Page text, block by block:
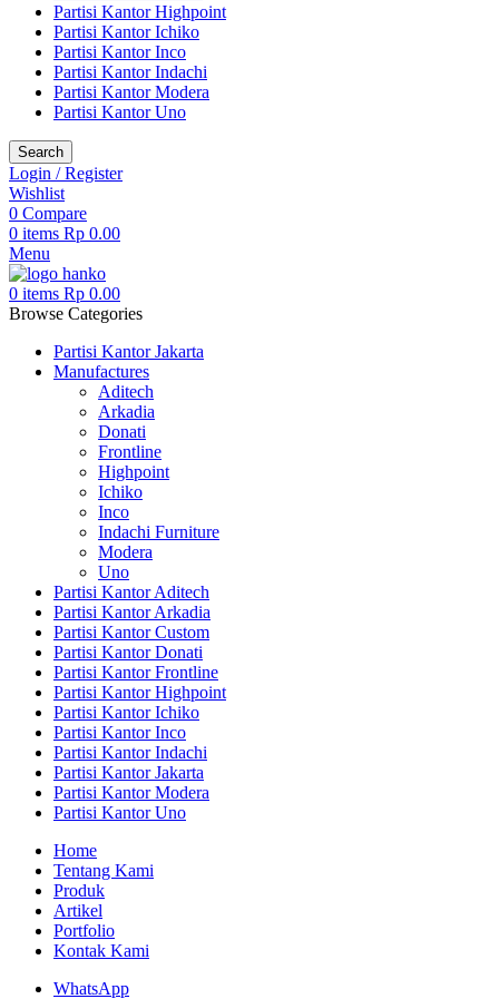
Partisi Kantor Highpoint
Partisi Kantor Ichiko
Partisi Kantor Inco
Partisi Kantor Indachi
Partisi Kantor Modera
Partisi Kantor Uno
Search
Login / Register
Wishlist
0 Compare
0 items Rp 0.00
Menu
0 items Rp 0.00
Browse Categories
Partisi Kantor Jakarta
Manufactures
Aditech
Arkadia
Donati
Frontline
Highpoint
Ichiko
Inco
Indachi Furniture
Modera
Uno
Partisi Kantor Aditech
Partisi Kantor Arkadia
Partisi Kantor Custom
Partisi Kantor Donati
Partisi Kantor Frontline
Partisi Kantor Highpoint
Partisi Kantor Ichiko
Partisi Kantor Inco
Partisi Kantor Indachi
Partisi Kantor Jakarta
Partisi Kantor Modera
Partisi Kantor Uno
Home
Tentang Kami
Produk
Artikel
Portfolio
Kontak Kami
WhatsApp